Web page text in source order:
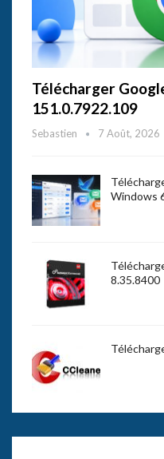
Télécharger
151.0.7922.109
Sebastien 7 Août, 2026
Windows
8.35.8400